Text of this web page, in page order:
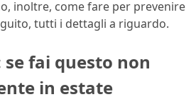
inoltre, come fare per prevenire
tutti i dettagli a riguardo.
fai questo non
in estate